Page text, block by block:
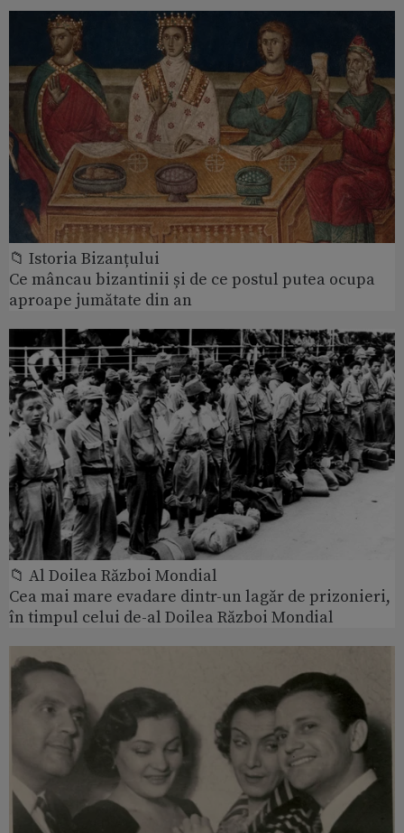
📁 Istoria Bizanțului
Ce mâncau bizantinii și de ce postul putea ocupa
aproape jumătate din an
📁 Al Doilea Război Mondial
Cea mai mare evadare dintr-un lagăr de prizonieri,
în timpul celui de-al Doilea Război Mondial